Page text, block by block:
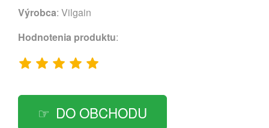
Výrobca: Vilgain
Hodnotenia produktu:
DO OBCHODU